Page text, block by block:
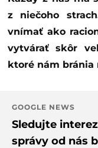
z niečoho
vnímať ako
vytvárať skôr
ktoré nám bránia
GOOGLE NEWS
Sledujte
správy od nás